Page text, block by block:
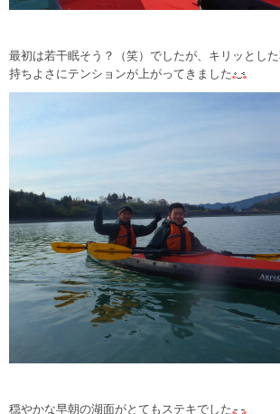
最初は若干眠そう？（笑）でしたが、キリッとし
持ちよさにテンションが上がってきました
穏やかな早朝の湖面がとてもステキでした